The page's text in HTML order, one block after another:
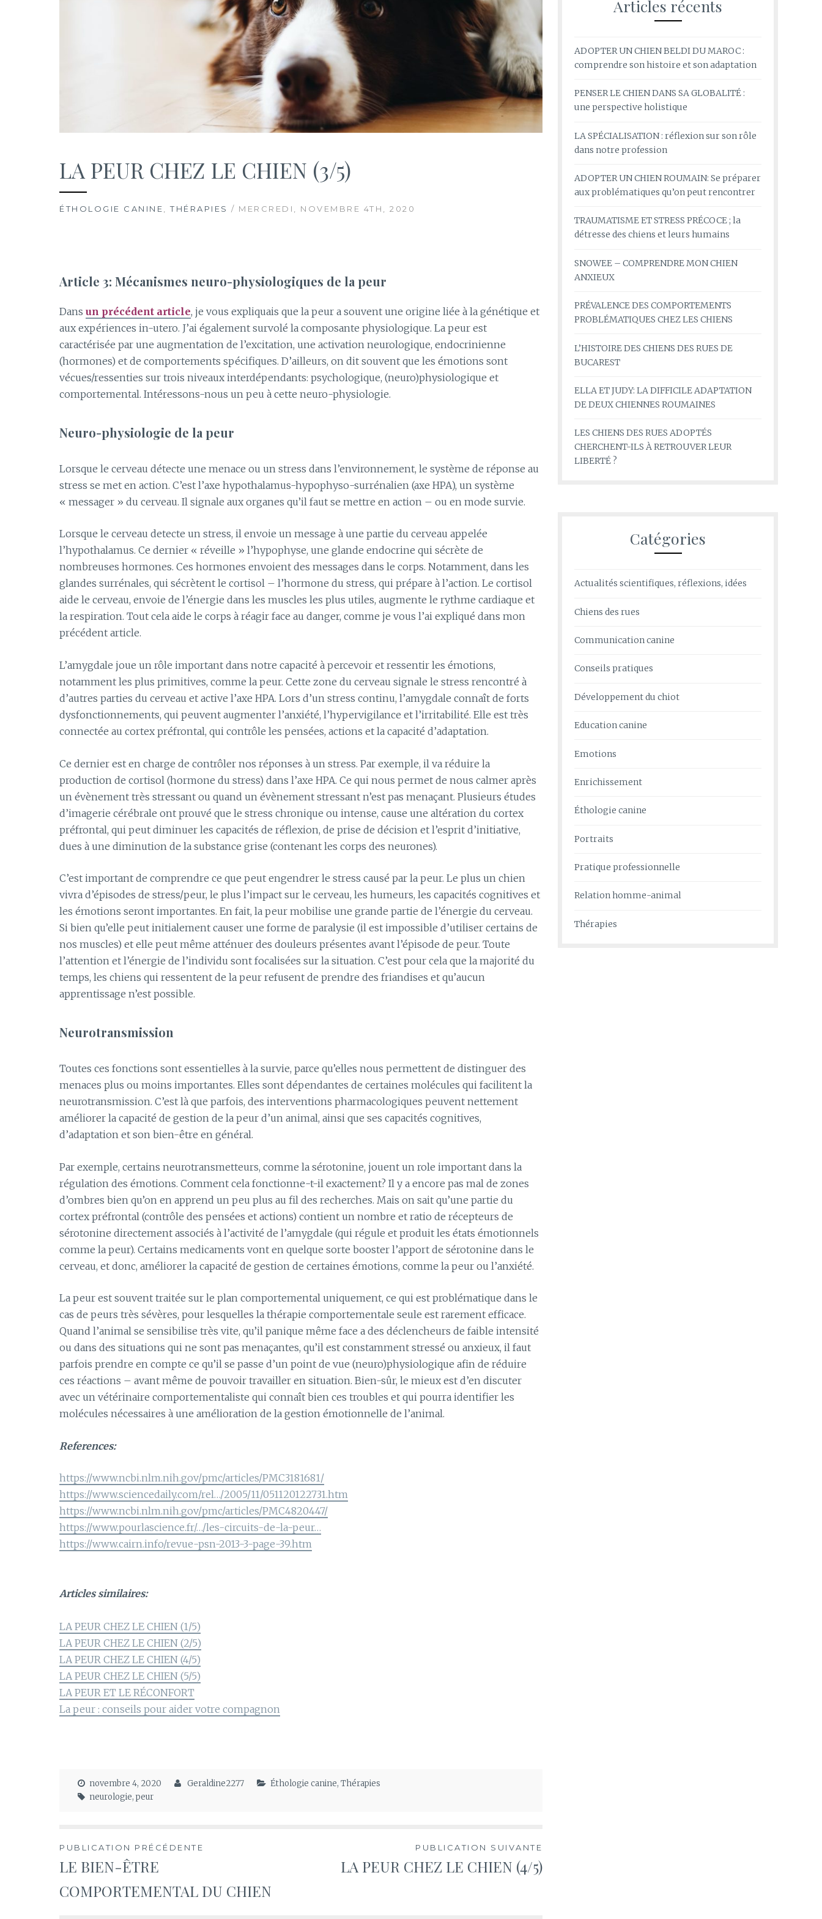
LA PEUR CHEZ LE CHIEN (3/5)
ÉTHOLOGIE CANINE ,THÉRAPIES / MERCREDI, NOVEMBRE 4TH, 2020
Article 3: Mécanismes neuro-physiologiques de la peur
Dans un précédent article, je vous expliquais que la peur a souvent une origine liée à la génétique et
aux expériences in-utero. J’ai également survolé la composante physiologique. La peur est
caractérisée par une augmentation de l’excitation, une activation neurologique, endocrinienne
(hormones) et de comportements spécifiques. D’ailleurs, on dit souvent que les émotions sont
vécues/ressenties sur trois niveaux interdépendants: psychologique, (neuro)physiologique et
comportemental. Intéressons-nous un peu à cette neuro-physiologie.
Neuro-physiologie de la peur
Lorsque le cerveau détecte une menace ou un stress dans l’environnement, le système de réponse au
stress se met en action. C’est l’axe hypothalamus-hypophyso-surrénalien (axe HPA), un système
« messager » du cerveau. Il signale aux organes qu’il faut se mettre en action – ou en mode survie.
Lorsque le cerveau detecte un stress, il envoie un message à une partie du cerveau appelée
l’hypothalamus. Ce dernier « réveille » l’hypophyse, une glande endocrine qui sécrète de
nombreuses hormones. Ces hormones envoient des messages dans le corps. Notamment, dans les
glandes surrénales, qui sécrètent le cortisol – l’hormone du stress, qui prépare à l’action. Le cortisol
aide le cerveau, envoie de l’énergie dans les muscles les plus utiles, augmente le rythme cardiaque et
la respiration. Tout cela aide le corps à réagir face au danger, comme je vous l’ai expliqué dans mon
précédent article.
L’amygdale joue un rôle important dans notre capacité à percevoir et ressentir les émotions,
notamment les plus primitives, comme la peur. Cette zone du cerveau signale le stress rencontré à
d’autres parties du cerveau et active l’axe HPA. Lors d’un stress continu, l’amygdale connaît de forts
dysfonctionnements, qui peuvent augmenter l’anxiété, l’hypervigilance et l’irritabilité. Elle est très
connectée au cortex préfrontal, qui contrôle les pensées, actions et la capacité d’adaptation.
Ce dernier est en charge de contrôler nos réponses à un stress. Par exemple, il va réduire la
production de cortisol (hormone du stress) dans l’axe HPA. Ce qui nous permet de nous calmer après
un évènement très stressant ou quand un évènement stressant n’est pas menaçant. Plusieurs études
d’imagerie cérébrale ont prouvé que le stress chronique ou intense, cause une altération du cortex
préfrontal, qui peut diminuer les capacités de réflexion, de prise de décision et l’esprit d’initiative,
dues à une diminution de la substance grise (contenant les corps des neurones).
C’est important de comprendre ce que peut engendrer le stress causé par la peur. Le plus un chien
vivra d’épisodes de stress/peur, le plus l’impact sur le cerveau, les humeurs, les capacités cognitives et
les émotions seront importantes. En fait, la peur mobilise une grande partie de l’énergie du cerveau.
Si bien qu’elle peut initialement causer une forme de paralysie (il est impossible d’utiliser certains de
nos muscles) et elle peut même atténuer des douleurs présentes avant l’épisode de peur. Toute
l’attention et l’énergie de l’individu sont focalisées sur la situation. C’est pour cela que la majorité du
temps, les chiens qui ressentent de la peur refusent de prendre des friandises et qu’aucun
apprentissage n’est possible.
Neurotransmission
Toutes ces fonctions sont essentielles à la survie, parce qu’elles nous permettent de distinguer des
menaces plus ou moins importantes. Elles sont dépendantes de certaines molécules qui facilitent la
neurotransmission. C’est là que parfois, des interventions pharmacologiques peuvent nettement
améliorer la capacité de gestion de la peur d’un animal, ainsi que ses capacités cognitives,
d’adaptation et son bien-être en général.
Par exemple, certains neurotransmetteurs, comme la sérotonine, jouent un role important dans la
régulation des émotions. Comment cela fonctionne-t-il exactement? Il y a encore pas mal de zones
d’ombres bien qu’on en apprend un peu plus au fil des recherches. Mais on sait qu’une partie du
cortex préfrontal (contrôle des pensées et actions) contient un nombre et ratio de récepteurs de
sérotonine directement associés à l’activité de l’amygdale (qui régule et produit les états émotionnels
comme la peur). Certains medicaments vont en quelque sorte booster l’apport de sérotonine dans le
cerveau, et donc, améliorer la capacité de gestion de certaines émotions, comme la peur ou l’anxiété.
La peur est souvent traitée sur le plan comportemental uniquement, ce qui est problématique dans le
cas de peurs très sévères, pour lesquelles la thérapie comportementale seule est rarement efficace.
Quand l’animal se sensibilise très vite, qu’il panique même face a des déclencheurs de faible intensité
ou dans des situations qui ne sont pas menaçantes, qu’il est constamment stressé ou anxieux, il faut
parfois prendre en compte ce qu’il se passe d’un point de vue (neuro)physiologique afin de réduire
ces réactions – avant même de pouvoir travailler en situation. Bien-sûr, le mieux est d’en discuter
avec un vétérinaire comportementaliste qui connaît bien ces troubles et qui pourra identifier les
molécules nécessaires à une amélioration de la gestion émotionnelle de l’animal.
References:
https://www.ncbi.nlm.nih.gov/pmc/articles/PMC3181681/
https://www.sciencedaily.com/rel…/2005/11/051120122731.htm
https://www.ncbi.nlm.nih.gov/pmc/articles/PMC4820447/
https://www.pourlascience.fr/…/les-circuits-de-la-peur…
https://www.cairn.info/revue-psn-2013-3-page-39.htm
Articles similaires:
LA PEUR CHEZ LE CHIEN (1/5)
LA PEUR CHEZ LE CHIEN (2/5)
LA PEUR CHEZ LE CHIEN (4/5)
LA PEUR CHEZ LE CHIEN (5/5)
LA PEUR ET LE RÉCONFORT
La peur : conseils pour aider votre compagnon
novembre 4, 2020 Geraldine2277 Éthologie canine, Thérapies
neurologie, peur
Navigation
de
PUBLICATION PRÉCÉDENTE
LE BIEN-ÊTRE
COMPORTEMENTAL DU CHIEN
PUBLICATION SUIVANTE
LA PEUR CHEZ LE CHIEN (4/5)
Articles récents
ADOPTER UN CHIEN BELDI DU MAROC :
comprendre son histoire et son adaptation
PENSER LE CHIEN DANS SA GLOBALITÉ :
une perspective holistique
LA SPÉCIALISATION : réflexion sur son rôle
dans notre profession
ADOPTER UN CHIEN ROUMAIN: Se préparer
aux problématiques qu’on peut rencontrer
TRAUMATISME ET STRESS PRÉCOCE ; la
détresse des chiens et leurs humains
SNOWEE – COMPRENDRE MON CHIEN
ANXIEUX
PRÉVALENCE DES COMPORTEMENTS
PROBLÉMATIQUES CHEZ LES CHIENS
L’HISTOIRE DES CHIENS DES RUES DE
BUCAREST
ELLA ET JUDY: LA DIFFICILE ADAPTATION
DE DEUX CHIENNES ROUMAINES
LES CHIENS DES RUES ADOPTÉS
CHERCHENT-ILS À RETROUVER LEUR
LIBERTÉ ?
Catégories
Actualités scientifiques, réflexions, idées
Chiens des rues
Communication canine
Conseils pratiques
Développement du chiot
Education canine
Emotions
Enrichissement
Éthologie canine
Portraits
Pratique professionnelle
Relation homme-animal
Thérapies